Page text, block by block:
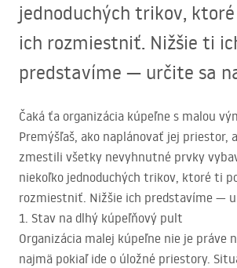
jednoduchých trikov,
ich rozmiestniť. Nižšie ti
predstavíme — určite sa
Čaká ťa organizácia kúpeľne s malou
Premýšľaš, ako naplánovať jej priestor,
zmestili všetky nevyhnutné prvky
niekoľko jednoduchých trikov, ktoré ti
rozmiestniť. Nižšie ich predstavíme —
1. Stav na dlhý kúpeľňový pult
Organizácia malej kúpeľne nie je práve
najmä pokiaľ ide o úložné priestory.